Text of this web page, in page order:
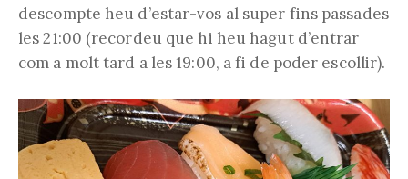
descompte heu d’estar-vos al super fins passades
les 21:00 (recordeu que hi heu hagut d’entrar
com a molt tard a les 19:00, a fi de poder escollir).